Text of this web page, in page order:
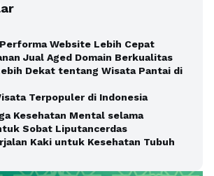
Website Lebih Cepat
Jual Aged Domain Berkualitas
Dekat tentang Wisata Pantai di
Terpopuler di Indonesia
Kesehatan Mental selama
Sobat Liputancerdas
Kaki untuk Kesehatan Tubuh